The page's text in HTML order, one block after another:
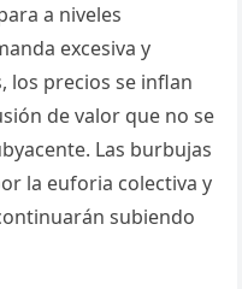
a niveles
excesiva y
los precios se inflan
de valor que no se
Las burbujas
la euforia colectiva y
subiendo